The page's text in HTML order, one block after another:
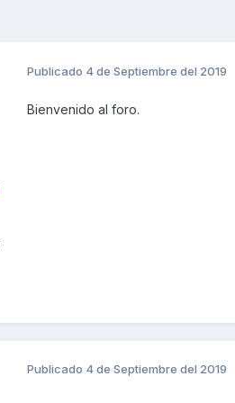
Publicado 4 de Septiembre del 2019
Bienvenido al foro.
Publicado 4 de Septiembre del 2019